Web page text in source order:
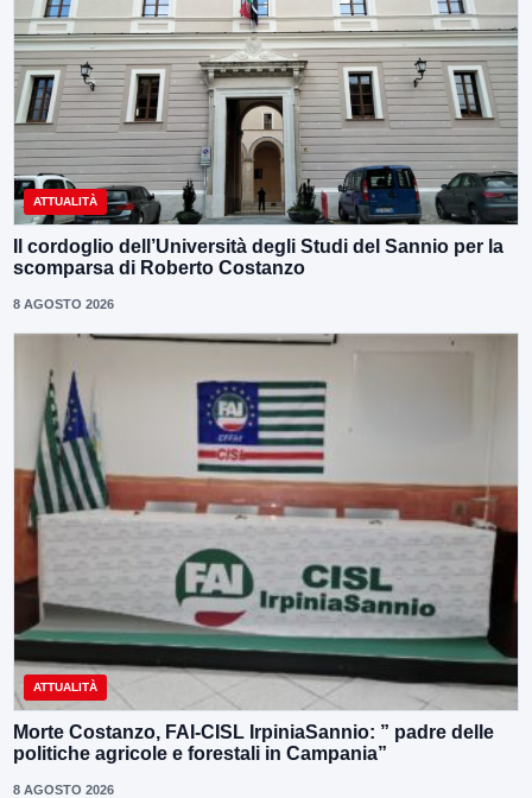
ATTUALITÀ
Il cordoglio dell’Università degli Studi del Sannio per la
scomparsa di Roberto Costanzo
8 AGOSTO 2026
ATTUALITÀ
Morte Costanzo, FAI-CISL IrpiniaSannio: ” padre delle
politiche agricole e forestali in Campania”
8 AGOSTO 2026